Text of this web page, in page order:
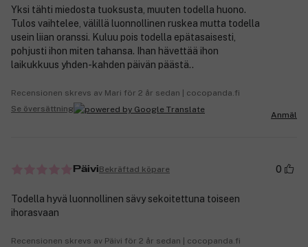
Yksi tähti miedosta tuoksusta, muuten todella huono.
Tulos vaihtelee, välillä luonnollinen ruskea mutta todella
usein liian oranssi. Kuluu pois todella epätasaisesti,
pohjusti ihon miten tahansa. Ihan hävettää ihon
laikukkuus yhden-kahden päivän päästä..
Recensionen skrevs av Mari för 2 år sedan | cocopanda.fi
Se översättning
Anmäl
PäiviBekräftad köpare 0
Todella hyvä luonnollinen sävy sekoitettuna toiseen
ihorasvaan
Recensionen skrevs av Päivi för 2 år sedan | cocopanda.fi